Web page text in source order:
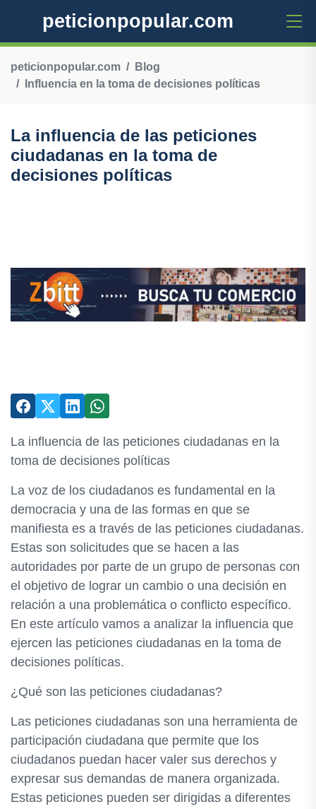
peticionpopular.com
peticionpopular.com
Blog
Influencia en la toma de decisiones políticas
La influencia de las peticiones
ciudadanas en la toma de
decisiones políticas
La influencia de las peticiones ciudadanas en la
toma de decisiones políticas
La voz de los ciudadanos es fundamental en la
democracia y una de las formas en que se
manifiesta es a través de las peticiones ciudadanas.
Estas son solicitudes que se hacen a las
autoridades por parte de un grupo de personas con
el objetivo de lograr un cambio o una decisión en
relación a una problemática o conflicto específico.
En este artículo vamos a analizar la influencia que
ejercen las peticiones ciudadanas en la toma de
decisiones políticas.
¿Qué son las peticiones ciudadanas?
Las peticiones ciudadanas son una herramienta de
participación ciudadana que permite que los
ciudadanos puedan hacer valer sus derechos y
expresar sus demandas de manera organizada.
Estas peticiones pueden ser dirigidas a diferentes